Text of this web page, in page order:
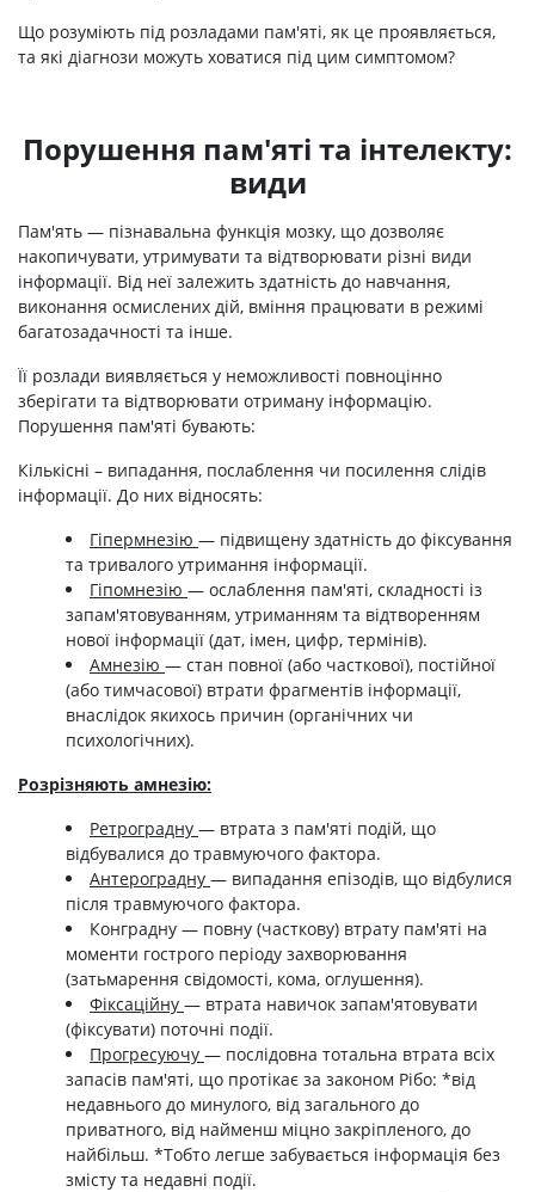
Що розуміють під розладами пам'яті, як це проявляється,
та які діагнози можуть ховатися під цим симптомом?
Порушення пам'яті та інтелекту:
види
Пам'ять — пізнавальна функція мозку, що дозволяє
накопичувати, утримувати та відтворювати різні види
інформації. Від неї залежить здатність до навчання,
виконання осмислених дій, вміння працювати в режимі
багатозадачності та інше.
Її розлади виявляється у неможливості повноцінно
зберігати та відтворювати отриману інформацію.
Порушення пам'яті бувають:
Кількісні – випадання, послаблення чи посилення слідів
інформації. До них відносять:
Гіпермнезію — підвищену здатність до фіксування
та тривалого утримання інформації.
Гіпомнезію — ослаблення пам'яті, складності із
запам'ятовуванням, утриманням та відтворенням
нової інформації (дат, імен, цифр, термінів).
Амнезію — стан повної (або часткової), постійної
(або тимчасової) втрати фрагментів інформації,
внаслідок якихось причин (органічних чи
психологічних).
Розрізняють амнезію:
Ретроградну — втрата з пам'яті подій, що
відбувалися до травмуючого фактора.
Антероградну — випадання епізодів, що відбулися
після травмуючого фактора.
Конградну — повну (часткову) втрату пам'яті на
моменти гострого періоду захворювання
(затьмарення свідомості, кома, оглушення).
Фіксаційну — втрата навичок запам'ятовувати
(фіксувати) поточні події.
Прогресуючу — послідовна тотальна втрата всіх
запасів пам'яті, що протікає за законом Рібо: *від
недавнього до минулого, від загального до
приватного, від найменш міцно закріпленого, до
найбільш. *Тобто легше забувається інформація без
змісту та недавні події.